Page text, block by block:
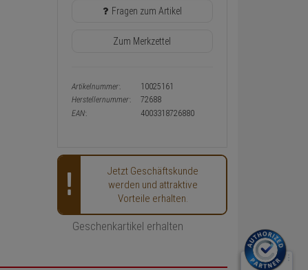
Fragen zum Artikel
Zum Merkzettel
Artikelnummer:
10025161
Herstellernummer:
72688
EAN:
4003318726880
Jetzt Geschäftskunde
werden und attraktive
Vorteile erhalten.
Geschenkartikel erhalten